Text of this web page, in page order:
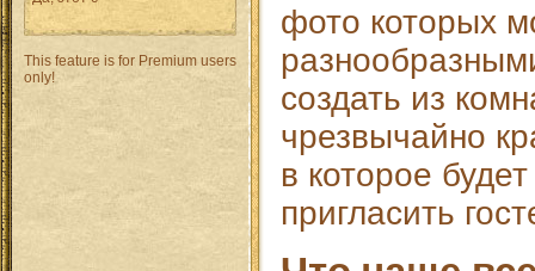
This feature is for Premium users
only!
фото которых
создать из
чрезвычайно
в которое
пригласить